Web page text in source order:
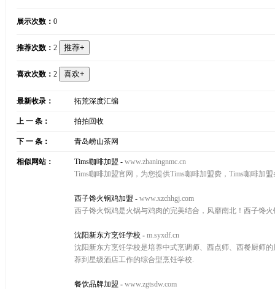
展示次数： 0
推荐次数： 2
喜欢次数： 2
最新收录： 拓荒深度汇编
上 一 条： 拍拍回收
下 一 条： 青岛崂山茶网
相似网站： Tims咖啡加盟 - www.zhaningnmc.cn
Tims咖啡加盟官网，为您提供Tims咖啡加盟费，Tims咖啡加
西子馋火锅鸡加盟 - www.xzchhgj.com
西子馋火锅鸡是火锅与鸡肉的完美结合，风靡南北！西子馋
沈阳新东方烹饪学校 - m.syxdf.cn
沈阳新东方烹饪学校是培养中式烹调师、西点师、西餐厨师
荐到星级酒店工作的综合型烹饪学校.
餐饮品牌加盟 - www.zgtsdw.com